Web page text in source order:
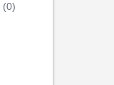
(0)